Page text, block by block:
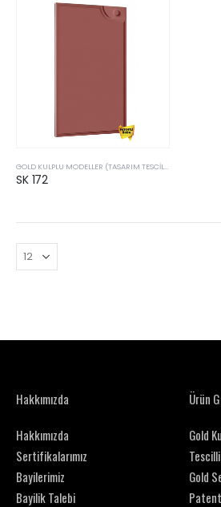
GOLD KULPLU MODELLER (TASARIM TESCILLI & PATENTLI ÜRÜLERIMIZ)
SK 172
Hakkımızda
Hakkımızda
Sertifikalarımız
Bayilerimiz
Bayilik Talebi
Ürün
Gold
Gold